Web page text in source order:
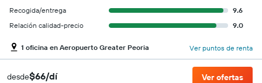
Recogida/entrega
9.6
Relación calidad-precio
9.0
1 oficina en Aeropuerto Greater Peoria Ver puntos de renta
desde$66/dí Ver ofertas